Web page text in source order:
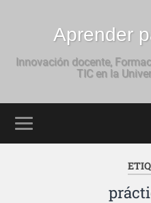
Aprender
Innovación docente,
TIC en la